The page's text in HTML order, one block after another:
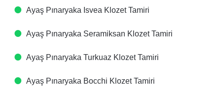
Ayaş Pınaryaka Isvea Klozet Tamiri
Ayaş Pınaryaka Seramiksan Klozet Tamiri
Ayaş Pınaryaka Turkuaz Klozet Tamiri
Ayaş Pınaryaka Bocchi Klozet Tamiri